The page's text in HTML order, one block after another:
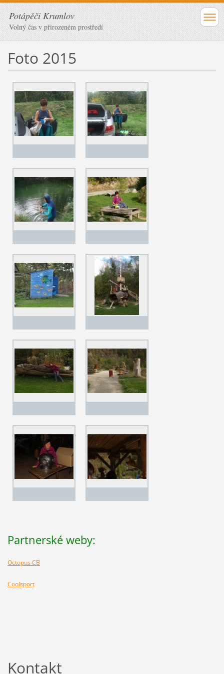
Potápěči Krumlov
Volný čas v přirozeném prostředí
Foto 2015
Partnerské weby:
Octopus CB
Coolsport
Kontakt